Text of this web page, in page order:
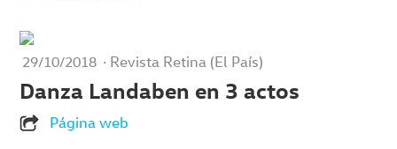
29/10/2018 · Revista Retina (El País)
Danza Landaben en 3 actos
Página web